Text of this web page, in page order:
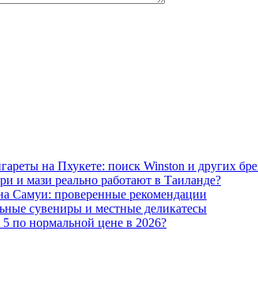
на Пхукете: поиск Winston и других
и мази реально работают в Таиланде?
Самуи: проверенные рекомендации
сувениры и местные деликатесы
по нормальной цене в 2026?